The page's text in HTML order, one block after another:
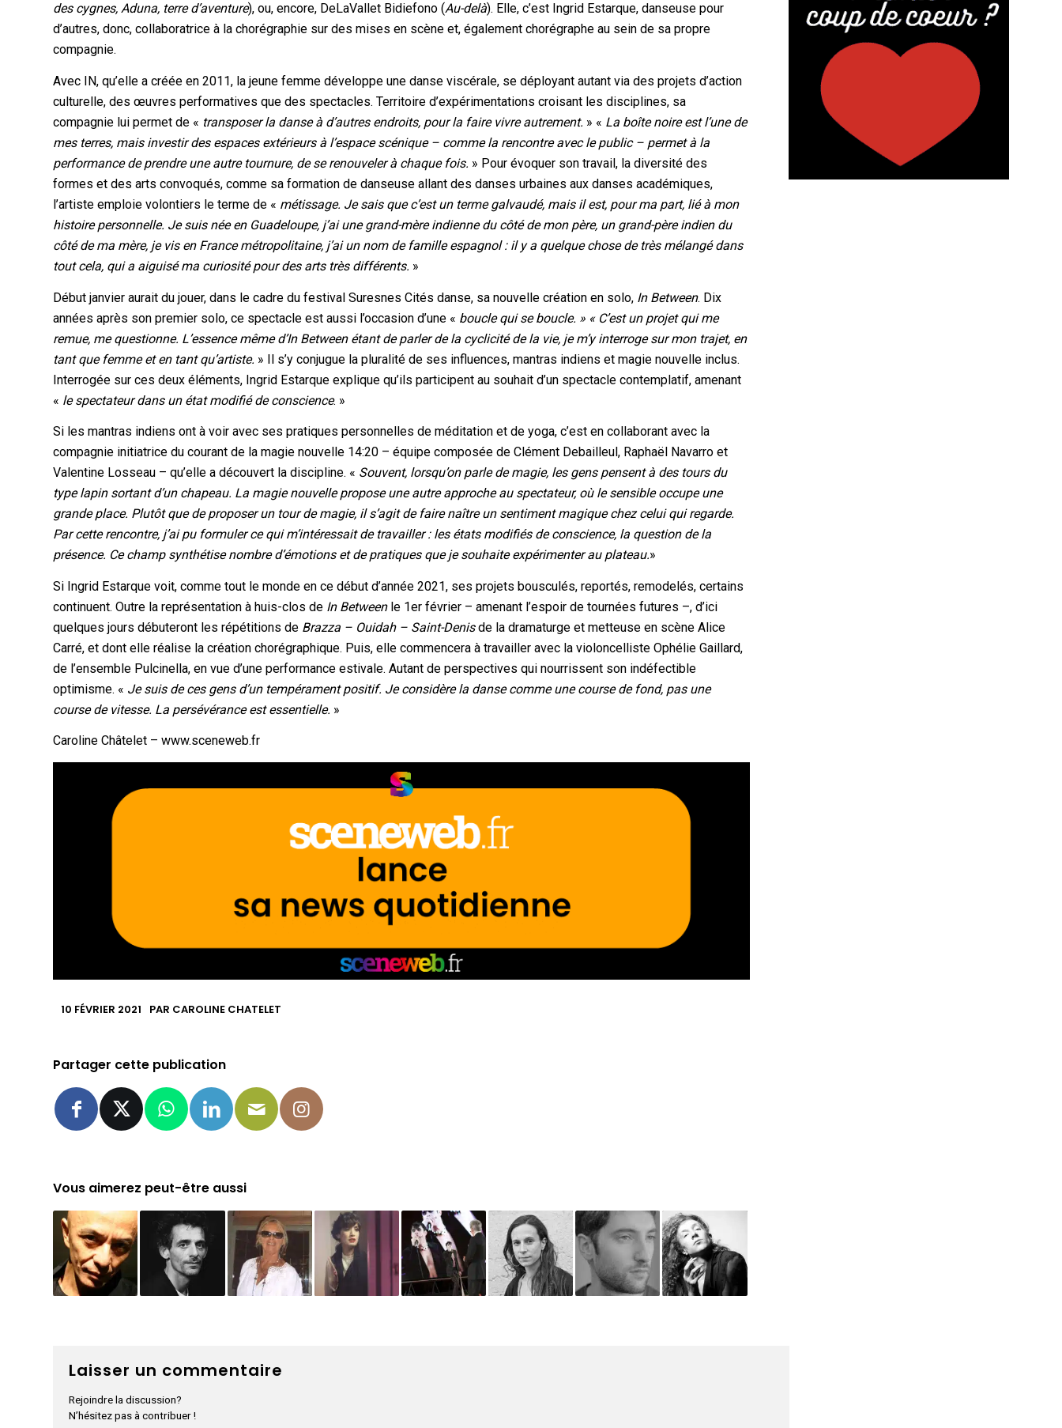
des cygnes, Aduna, terre d’aventure), ou, encore, DeLaVallet Bidiefono (Au-delà). Elle, c’est Ingrid Estarque, danseuse pour
d’autres, donc, collaboratrice à la chorégraphie sur des mises en scène et, également chorégraphe au sein de sa propre
compagnie.
Avec IN, qu’elle a créée en 2011, la jeune femme développe une danse viscérale, se déployant autant via des projets d’action
culturelle, des œuvres performatives que des spectacles. Territoire d’expérimentations croisant les disciplines, sa
compagnie lui permet de « transposer la danse à d’autres endroits, pour la faire vivre autrement. » « La boîte noire est l’une de
mes terres, mais investir des espaces extérieurs à l’espace scénique – comme la rencontre avec le public – permet à la
performance de prendre une autre tournure, de se renouveler à chaque fois. » Pour évoquer son travail, la diversité des
formes et des arts convoqués, comme sa formation de danseuse allant des danses urbaines aux danses académiques,
l’artiste emploie volontiers le terme de « métissage. Je sais que c’est un terme galvaudé, mais il est, pour ma part, lié à mon
histoire personnelle. Je suis née en Guadeloupe, j’ai une grand-mère indienne du côté de mon père, un grand-père indien du
côté de ma mère, je vis en France métropolitaine, j’ai un nom de famille espagnol : il y a quelque chose de très mélangé dans
tout cela, qui a aiguisé ma curiosité pour des arts très différents. »
Début janvier aurait du jouer, dans le cadre du festival Suresnes Cités danse, sa nouvelle création en solo, In Between. Dix
années après son premier solo, ce spectacle est aussi l’occasion d’une « boucle qui se boucle. » « C’est un projet qui me
remue, me questionne. L’essence même d’In Between étant de parler de la cyclicité de la vie, je m’y interroge sur mon trajet, en
tant que femme et en tant qu’artiste. » Il s’y conjugue la pluralité de ses influences, mantras indiens et magie nouvelle inclus.
Interrogée sur ces deux éléments, Ingrid Estarque explique qu’ils participent au souhait d’un spectacle contemplatif, amenant
« le spectateur dans un état modifié de conscience. »
Si les mantras indiens ont à voir avec ses pratiques personnelles de méditation et de yoga, c’est en collaborant avec la
compagnie initiatrice du courant de la magie nouvelle 14:20 – équipe composée de Clément Debailleul, Raphaël Navarro et
Valentine Losseau – qu’elle a découvert la discipline. « Souvent, lorsqu’on parle de magie, les gens pensent à des tours du
type lapin sortant d’un chapeau. La magie nouvelle propose une autre approche au spectateur, où le sensible occupe une
grande place. Plutôt que de proposer un tour de magie, il s’agit de faire naître un sentiment magique chez celui qui regarde.
Par cette rencontre, j’ai pu formuler ce qui m’intéressait de travailler : les états modifiés de conscience, la question de la
présence. Ce champ synthétise nombre d’émotions et de pratiques que je souhaite expérimenter au plateau.»
Si Ingrid Estarque voit, comme tout le monde en ce début d’année 2021, ses projets bousculés, reportés, remodelés, certains
continuent. Outre la représentation à huis-clos de In Between le 1er février – amenant l’espoir de tournées futures –, d’ici
quelques jours débuteront les répétitions de Brazza – Ouidah – Saint-Denisde la dramaturge et metteuse en scène Alice
Carré, et dont elle réalise la création chorégraphique. Puis, elle commencera à travailler avec la violoncelliste Ophélie Gaillard,
de l’ensemble Pulcinella, en vue d’une performance estivale. Autant de perspectives qui nourrissent son indéfectible
optimisme. « Je suis de ces gens d’un tempérament positif. Je considère la danse comme une course de fond, pas une
course de vitesse. La persévérance est essentielle. »
Caroline Châtelet – www.sceneweb.fr
10 FÉVRIER 2021 PAR CAROLINE CHATELET
Partager cette publication
Vous aimerez peut-être aussi
Laisser un commentaire
Rejoindre la discussion?
N’hésitez pas à contribuer !